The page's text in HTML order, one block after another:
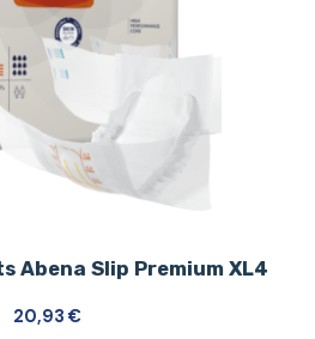
Abena Slip Premium XL4
20,93€